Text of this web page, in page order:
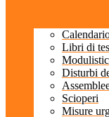
Libri di
Disturbi
Scioperi
Misure